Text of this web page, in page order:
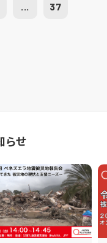
... 37
らせ